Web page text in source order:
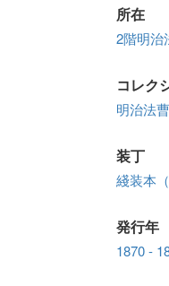
所在
2階明治
コレク
明治法
装丁
綫装本
発行年
1870 -